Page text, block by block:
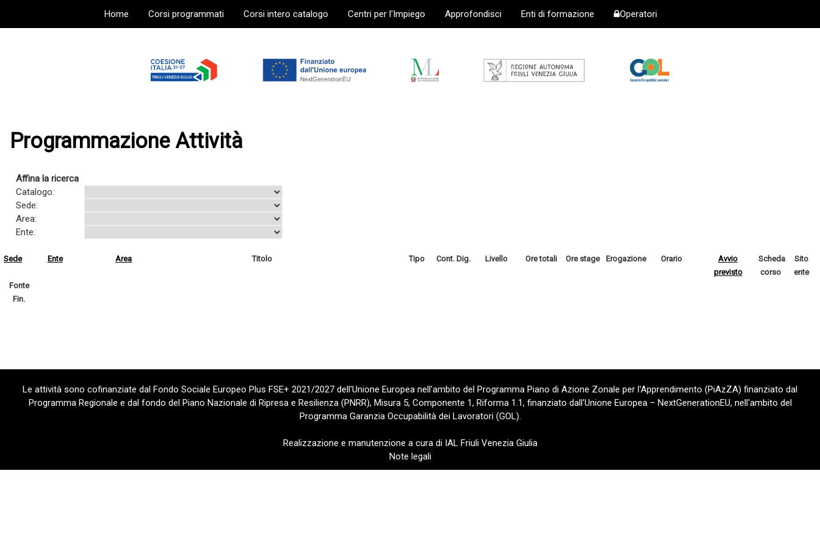
Home Corsi programmati Corsi intero catalogo Centri per l'Impiego Approfondisci Enti di formazione Operatori
Programmazione Attività
Affina la ricerca
Catalogo:
Sede:
Area:
Ente:
Sede Ente Area Titolo Tipo Cont. Dig. Livello Ore totali Ore stage Erogazione Orario
Avvio
previsto
Scheda
corso
Sito
ente
Fonte
Fin.
Le attività sono cofinanziate dal Fondo Sociale Europeo Plus FSE+ 2021/2027 dell'Unione Europea nell'ambito del Programma Piano di Azione Zonale per l'Apprendimento (PiAzZA) finanziato dal
Programma Regionale e dal fondo del Piano Nazionale di Ripresa e Resilienza (PNRR), Misura 5, Componente 1, Riforma 1.1, finanziato dall'Unione Europea – NextGenerationEU, nell'ambito del
Programma Garanzia Occupabilità dei Lavoratori (GOL).
Realizzazione e manutenzione a cura di IAL Friuli Venezia Giulia
Note legali